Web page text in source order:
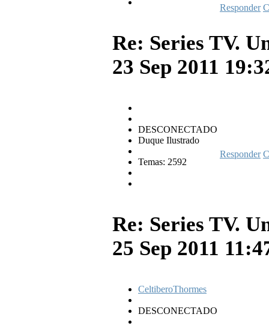
Responder
Re: Series TV.
23 Sep 2011
DESCONECTADO
Duque Ilustrado
Temas: 2592
Responder
Re: Series TV.
25 Sep 2011
CeltiberoThormes
DESCONECTADO